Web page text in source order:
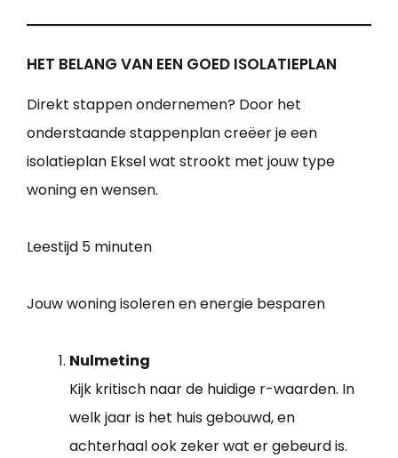
HET BELANG VAN EEN GOED ISOLATIEPLAN
Direkt stappen ondernemen? Door het
onderstaande stappenplan creëer je een
isolatieplan Eksel wat strookt met jouw type
woning en wensen.
Leestijd 5 minuten
Jouw woning isoleren en energie besparen
Nulmeting
Kijk kritisch naar de huidige r-waarden. In
welk jaar is het huis gebouwd, en
achterhaal ook zeker wat er gebeurd is.